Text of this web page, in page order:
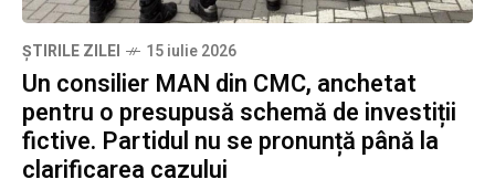
ȘTIRILE ZILEI 15 iulie 2026
Un consilier MAN din CMC, anchetat
pentru o presupusă schemă de investiții
fictive. Partidul nu se pronunță până la
clarificarea cazului